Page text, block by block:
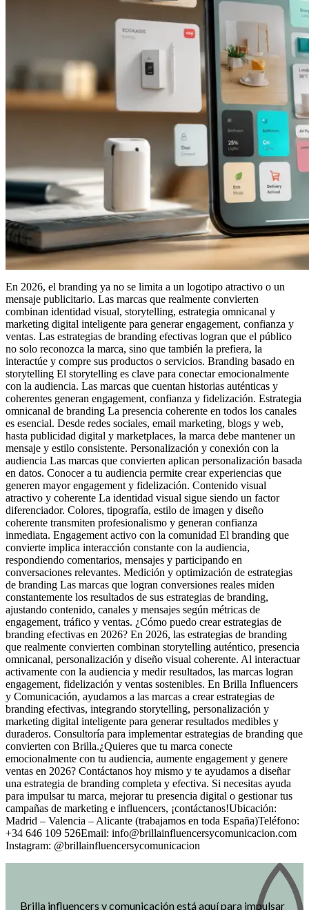
En 2026, el branding ya no se limita a un logotipo atractivo o un
mensaje publicitario. Las marcas que realmente convierten
combinan identidad visual, storytelling, estrategia omnicanal y
marketing digital inteligente para generar engagement, confianza y
ventas. Las estrategias de branding efectivas logran que el público
no solo reconozca la marca, sino que también la prefiera, la
interactúe y compre sus productos o servicios. Branding basado en
storytelling El storytelling es clave para conectar emocionalmente
con la audiencia. Las marcas que cuentan historias auténticas y
coherentes generan engagement, confianza y fidelización. Estrategia
omnicanal de branding La presencia coherente en todos los canales
es esencial. Desde redes sociales, email marketing, blogs y web,
hasta publicidad digital y marketplaces, la marca debe mantener un
mensaje y estilo consistente. Personalización y conexión con la
audiencia Las marcas que convierten aplican personalización basada
en datos. Conocer a tu audiencia permite crear experiencias que
generen mayor engagement y fidelización. Contenido visual
atractivo y coherente La identidad visual sigue siendo un factor
diferenciador. Colores, tipografía, estilo de imagen y diseño
coherente transmiten profesionalismo y generan confianza
inmediata. Engagement activo con la comunidad El branding que
convierte implica interacción constante con la audiencia,
respondiendo comentarios, mensajes y participando en
conversaciones relevantes. Medición y optimización de estrategias
de branding Las marcas que logran conversiones reales miden
constantemente los resultados de sus estrategias de branding,
ajustando contenido, canales y mensajes según métricas de
engagement, tráfico y ventas. ¿Cómo puedo crear estrategias de
branding efectivas en 2026? En 2026, las estrategias de branding
que realmente convierten combinan storytelling auténtico, presencia
omnicanal, personalización y diseño visual coherente. Al interactuar
activamente con la audiencia y medir resultados, las marcas logran
engagement, fidelización y ventas sostenibles. En Brilla Influencers
y Comunicación, ayudamos a las marcas a crear estrategias de
branding efectivas, integrando storytelling, personalización y
marketing digital inteligente para generar resultados medibles y
duraderos. Consultoría para implementar estrategias de branding que
convierten con Brilla.¿Quieres que tu marca conecte
emocionalmente con tu audiencia, aumente engagement y genere
ventas en 2026? Contáctanos hoy mismo y te ayudamos a diseñar
una estrategia de branding completa y efectiva. Si necesitas ayuda
para impulsar tu marca, mejorar tu presencia digital o gestionar tus
campañas de marketing e influencers, ¡contáctanos!Ubicación:
Madrid – Valencia – Alicante (trabajamos en toda España)Teléfono:
+34 646 109 526Email: info@brillainfluencersycomunicacion.com
Instagram: @brillainfluencersycomunicacion
Brilla influencers y comunicación está aquí para impulsar